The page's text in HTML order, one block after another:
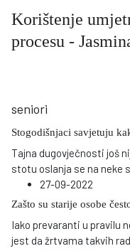
Korištenje
procesu -
seniori
Stogodišnjaci savjetuju
Tajna dugovječnosti još
stotu oslanja se na neke
27-09-2022
Zašto su starije osobe
Iako prevaranti u pravilu
jest da žrtvama takvih